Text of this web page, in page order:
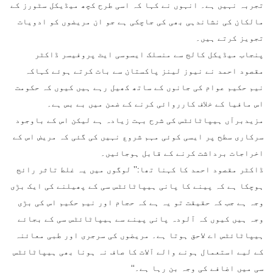
تجربہ نہیں ہے۔ انہوں نے کہا کہ اسی طرح کچھ میڈیکل سٹورز کے
مالکان کی نشاندہی بھی کی جاچکی ہے جو ان مریضوں کو ادویات
تجویز کرتے ہیں۔
پنجاب میڈیکل کالج سے منسلک ایسوسی ایٹ پروفیسر ڈاکٹر
مقصود احمد نے نیوز لینز پاکستان سے بات کرتے ہوئے کہاکہ
نیم حکیم عوام کی جانوں کے ساتھ کھیل رہے ہیں کیوں کہ حکومت
اس مافیا کے خلاف کارروائی کرنے کے ضمن میں بے بس ہے۔
مزیدبرآں ہیپاٹائٹس کی شرح بہت زیادہ ہے لیکن اس کے باوجود
سرکاری سطح پر ایسی کوئی مہم شروع نہیں کی گئی کہ مریض اس کے
اخراجات برداشت کرنے کے قابل ہوجائیں۔
ڈاکٹر مقصود احمد کا کہنا تھا:’’ لوگوں میں یہ غلط تاثر رائج
ہوچکا ہے کہ پینے کا پانی ہیپاٹائٹس سی کے پھیلنے کی ایک بڑی
وجہ ہے جب کہ حقیقت تو یہ ہے کہ حجام اور نیم حکیم اس کی بڑی
وجہ ہیں کیوں کہ آلودہ پانی پینے سے ہیپاٹائٹس سی کے بجائے
ہیپاٹائٹس اے لاحق ہوتا ہے۔ مریضوں کی سرجری اور طبی معائنہ
کے لیے استعمال ہونے والے آلات کا صاف نہ ہونا بھی ہیپاٹائٹس
سی میں اضافے کی وجہ بن رہا ہے۔‘‘